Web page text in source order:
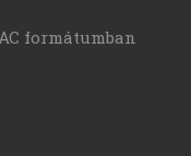
formátumban